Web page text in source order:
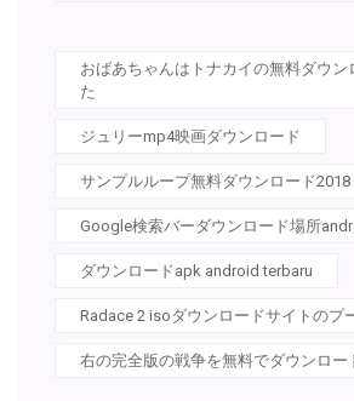
おばあちゃんはトナカイの無料ダウン
た
ジュリーmp4映画ダウンロード
サンプルループ無料ダウンロード2018
Google検索バーダウンロード場所
ダウンロードapk android terbaru
Radace 2 isoダウンロードサイトのプ
右の完全版の戦争を無料でダウンロー